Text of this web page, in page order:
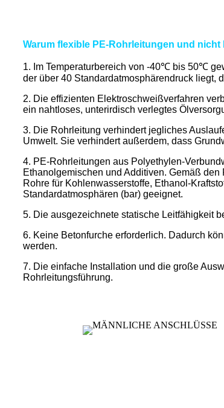
Warum flexible PE-Rohrleitungen und
1. Im Temperaturbereich von -40℃ bis 50℃
der über 40 Standardatmosphärendruck liegt,
2. Die effizienten Elektroschweißverfahren
ein nahtloses, unterirdisch verlegtes
3. Die Rohrleitung verhindert jegliches
Umwelt. Sie verhindert außerdem, dass
4. PE-Rohrleitungen aus Polyethylen-
Ethanolgemischen und Additiven. Gemäß
Rohre für Kohlenwasserstoffe, Ethanol-
Standardatmosphären (bar) geeignet.
5. Die ausgezeichnete statische Leitfähigkeit
6. Keine Betonfurche erforderlich. Dadurch
werden.
7. Die einfache Installation und die große
Rohrleitungsführung.